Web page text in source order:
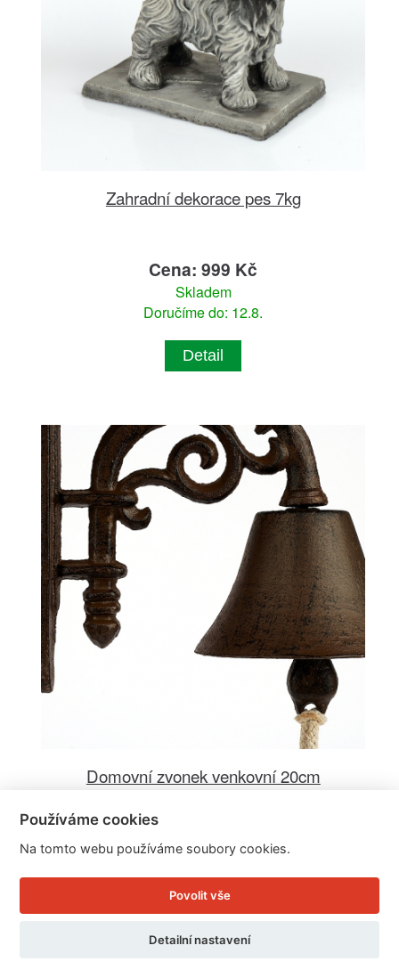
Zahradní dekorace pes 7kg
Cena: 999 Kč
Skladem
Doručíme do: 12.8.
Detail
Domovní zvonek venkovní 20cm
Cena: 425 Kč
Doručíme do: 12.8.
Detail
Používáme cookies
Na tomto webu používáme soubory cookies.
Povolit vše
Detailní nastavení